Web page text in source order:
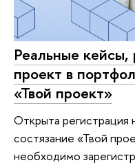
Реальные
проект в
«Твой проект»
Открыта регистрация
состязание «Твой
необходимо